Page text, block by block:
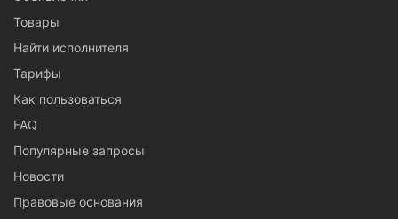
Товары
Найти исполнителя
Тарифы
Как пользоваться
FAQ
Популярные запросы
Новости
Правовые основания